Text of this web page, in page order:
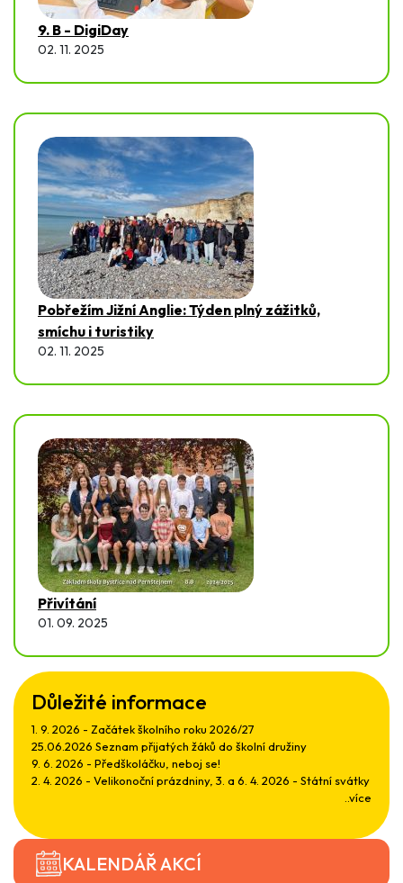
Důležité informace
1. 9. 2026 - Začátek školního roku 2026/27
25.06.2026 Seznam přijatých žáků do školní družiny
9. 6. 2026 - Předškoláčku, neboj se!
2. 4. 2026 - Velikonoční prázdniny, 3. a 6. 4. 2026 - Státní svátky
..více
KALENDÁŘ AKCÍ
9. B - DigiDay
02. 11. 2025
Pobřežím Jižní Anglie: Týden plný zážitků,
smíchu i turistiky
02. 11. 2025
Přivítání
01. 09. 2025